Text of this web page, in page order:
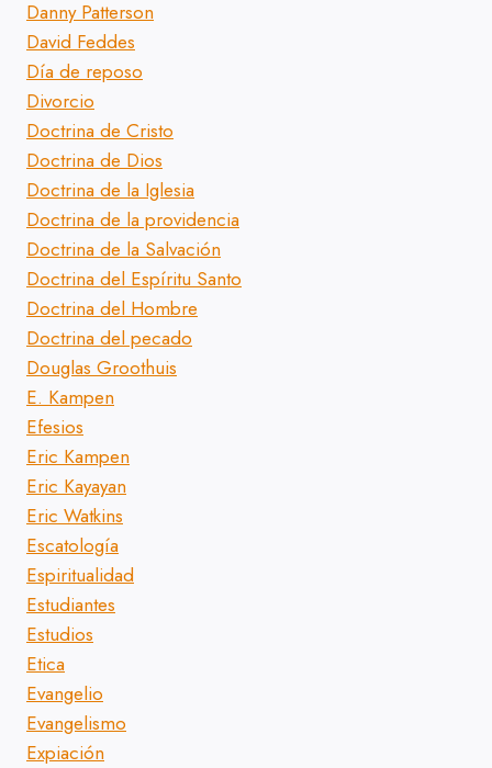
Danny Patterson
David Feddes
Día de reposo
Divorcio
Doctrina de Cristo
Doctrina de Dios
Doctrina de la Iglesia
Doctrina de la providencia
Doctrina de la Salvación
Doctrina del Espíritu Santo
Doctrina del Hombre
Doctrina del pecado
Douglas Groothuis
E. Kampen
Efesios
Eric Kampen
Eric Kayayan
Eric Watkins
Escatología
Espiritualidad
Estudiantes
Estudios
Etica
Evangelio
Evangelismo
Expiación